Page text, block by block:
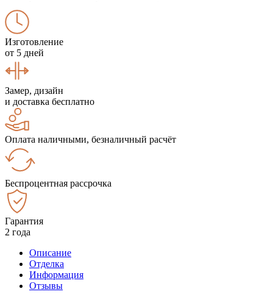
Изготовление
от 5 дней
Замер, дизайн
и доставка бесплатно
Оплата наличными, безналичный расчёт
Беспроцентная рассрочка
Гарантия
2 года
Описание
Отделка
Информация
Отзывы